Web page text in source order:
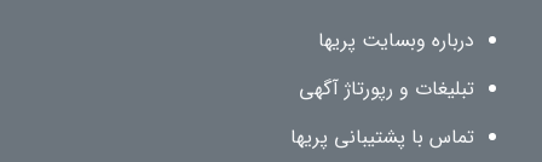
درباره وبسایت پریها
تبلیغات و رپورتاژ آگهی
تماس با پشتیبانی پریها